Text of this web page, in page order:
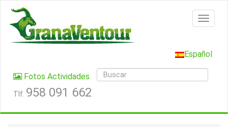
Español
Fotos Actividades
Tlf. 958 091 662